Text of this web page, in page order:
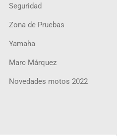
Seguridad
Zona de Pruebas
Yamaha
Marc Márquez
Novedades motos 2022